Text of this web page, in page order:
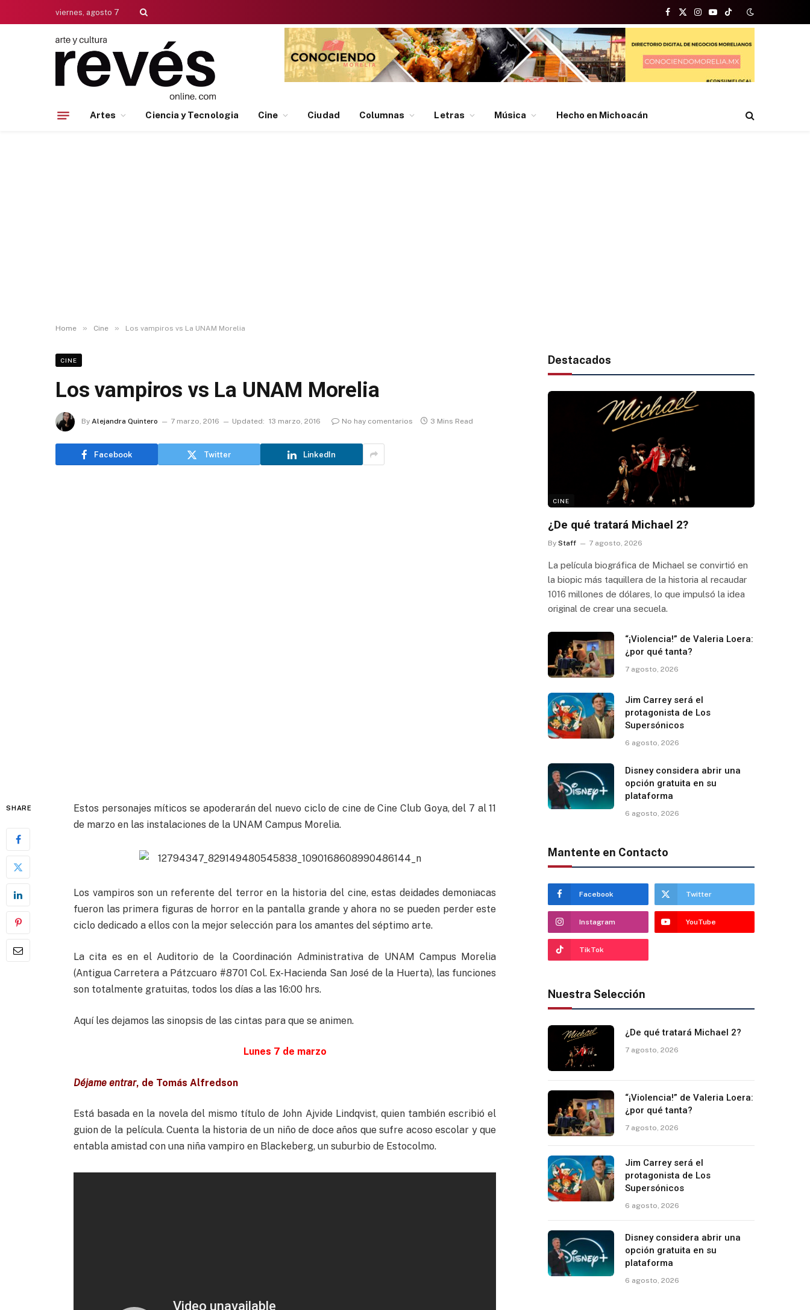
viernes, agosto 7
Facebook
X
(Twitter)
Instagram
YouTubeTikTok
Artes Ciencia y Tecnologia Cine Ciudad Columnas Letras Música Hecho en Michoacán
Home » Cine » Los vampiros vs La UNAM Morelia
CINE
Los vampiros vs La UNAM Morelia
By Alejandra Quintero 7 marzo, 2016 Updated: 13 marzo, 2016 No hay comentarios 3 Mins Read
Facebook Twitter LinkedIn
SHARE
Estos personajes míticos se apoderarán del nuevo ciclo de cine de Cine Club Goya, del 7 al 11
de marzo en las instalaciones de la UNAM Campus Morelia.
Los vampiros son un referente del terror en la historia del cine, estas deidades demoniacas
fueron las primera figuras de horror en la pantalla grande y ahora no se pueden perder este
ciclo dedicado a ellos con la mejor selección para los amantes del séptimo arte.
La cita es en el Auditorio de la Coordinación Administrativa de UNAM Campus Morelia
(Antigua Carretera a Pátzcuaro #8701 Col. Ex-Hacienda San José de la Huerta), las funciones
son totalmente gratuitas, todos los días a las 16:00 hrs.
Aquí les dejamos las sinopsis de las cintas para que se animen.
Lunes 7 de marzo
Déjame entrar, de Tomás Alfredson
Está basada en la novela del mismo título de John Ajvide Lindqvist, quien también escribió el
guion de la película. Cuenta la historia de un niño de doce años que sufre acoso escolar y que
entabla amistad con una niña vampiro en Blackeberg, un suburbio de Estocolmo.
Destacados
CINE
¿De qué tratará Michael 2?
By Staff 7 agosto, 2026
La película biográfica de Michael se convirtió en
la biopic más taquillera de la historia al recaudar
1016 millones de dólares, lo que impulsó la idea
original de crear una secuela.
“¡Violencia!” de Valeria Loera:
¿por qué tanta?
7 agosto, 2026
Jim Carrey será el
protagonista de Los
Supersónicos
6 agosto, 2026
Disney considera abrir una
opción gratuita en su
plataforma
6 agosto, 2026
Mantente en Contacto
Facebook Twitter
Instagram YouTube
TikTok
Nuestra Selección
¿De qué tratará Michael 2?
7 agosto, 2026
“¡Violencia!” de Valeria Loera:
¿por qué tanta?
7 agosto, 2026
Jim Carrey será el
protagonista de Los
Supersónicos
6 agosto, 2026
Disney considera abrir una
opción gratuita en su
plataforma
6 agosto, 2026